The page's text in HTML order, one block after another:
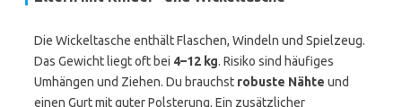
Die Wickeltasche enthält Flaschen, Windeln und Spielzeug.
Das Gewicht liegt oft bei 4–12 kg. Risiko sind häufiges
Umhängen und Ziehen. Du brauchst robuste Nähte und
einen Gurt mit guter Polsterung. Ein zusätzlicher